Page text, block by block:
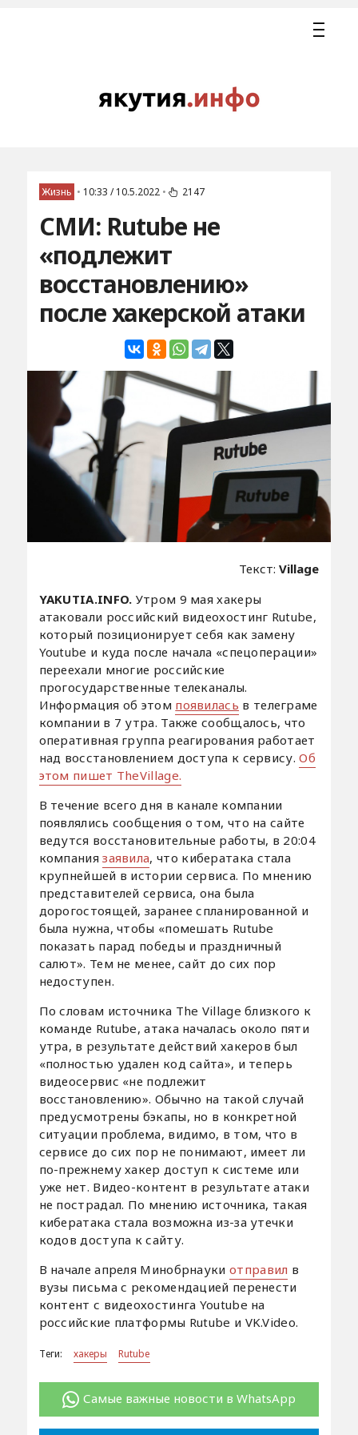
Жизнь • 10:33 / 10.5.2022 • 2147
СМИ: Rutube не
«подлежит
восстановлению»
после хакерской атаки
Текст:Village
YAKUTIA.INFO. Утром 9 мая хакеры
атаковали российский видеохостинг Rutube,
который позиционирует себя как замену
Youtube и куда после начала «спецоперации»
переехали многие российские
прогосударственные телеканалы.
Информация об этом появилась в телеграме
компании в 7 утра. Также сообщалось, что
оперативная группа реагирования работает
над восстановлением доступа к сервису.Об
этом пишет TheVillage.
В течение всего дня в канале компании
появлялись сообщения о том, что на сайте
ведутся восстановительные работы, в 20:04
компаниязаявила, что кибератака стала
крупнейшей в истории сервиса. По мнению
представителей сервиса, она была
дорогостоящей, заранее спланированной и
была нужна, чтобы «помешать Rutube
показать парад победы и праздничный
салют». Тем не менее, сайт до сих пор
недоступен.
По словам источника The Village близкого к
команде Rutube, атака началась около пяти
утра, в результате действий хакеров был
«полностью удален код сайта», и теперь
видеосервис «не подлежит
восстановлению». Обычно на такой случай
предусмотрены бэкапы, но в конкретной
ситуации проблема, видимо, в том, что в
сервисе до сих пор не понимают, имеет ли
по-прежнему хакер доступ к системе или
уже нет. Видео-контент в результате атаки
не пострадал. По мнению источника, такая
кибератака стала возможна из-за утечки
кодов доступа к сайту.
В начале апреля Минобрнауки отправил в
вузы письма с рекомендацией перенести
контент с видеохостинга Youtube на
российские платформы Rutube и VK.Video.
Теги: хакеры Rutube
Самые важные новости в WhatsApp